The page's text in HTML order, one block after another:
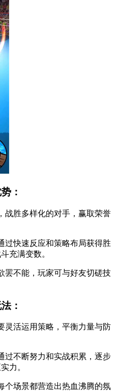
：
战胜多样化的对手，赢取荣誉
过快速反应和策略布局获得胜
充满变数。
罢不能，玩家可与好友切磋技
：
灵活运用策略，平衡力量与防
过不断努力和实战积累，逐步
力。
个场景都营造出热血沸腾的氛